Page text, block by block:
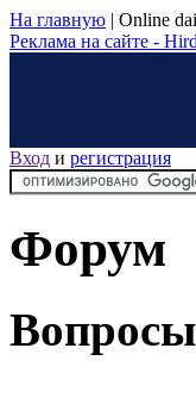
На главную | Online
Реклама на сайте -
Вход и регистрация
Форум